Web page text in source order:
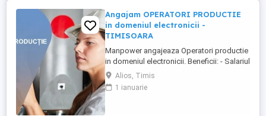
Angajam OPERATORI PRODUCTIE
in domeniul electronicii -
TIMISOARA
Manpower angajeaza Operatori productie
in domeniul electronicii. Beneficii: - Salariul
- 5200 lei brut; - Tichete de masa de 35 de
lei zi lucratoare; - Mediu de lucru modern
si stabil; - Oportunitati de dezvoltare
Alios, Timis
1 ianuarie